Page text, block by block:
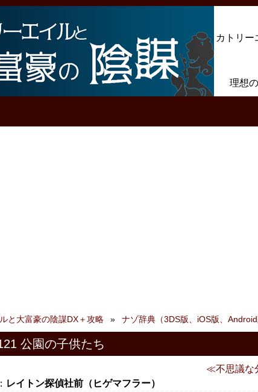
カトリー
理想
と大富豪の陰謀DX＋攻略 ナゾ辞典（3DS版、iOS版、Android
公園の子供たち
不思議な
レイトン探偵社前（ヒゲマフラー）